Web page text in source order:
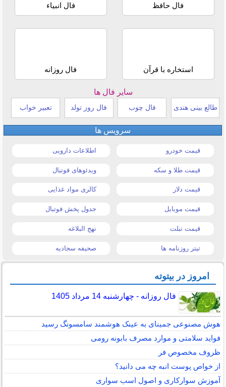
فال حافظ فال انبیاء
استخاره با قرآن فال روزانه
سایر فال ها
طالع بینی هندی فال چوب فال روز تولد تعبیر خواب
سرویس ها
قیمت خودرو اطلاعات دارویی
قیمت طلا و سکه ویدئوهای فوتبال
قیمت دلار کالری مواد غذایی
قیمت موبایل جدول پخش فوتبال
قیمت تبلت نهج البلاغه
تیتر روزنامه ها صحیفه سجادیه
امروز در بیتوته
فال روزانه - چهارشنبه 14 مرداد 1405
هوش مصنوعی جمینای به عینک هوشمند سامسونگ رسید
فواید سلامتی و موارد مصرف بابونه رومی
ظروف مخصوص فر
از خواص پوست انبه چه می دانید؟
آموزش سوارکاری و اصول اسب سواری